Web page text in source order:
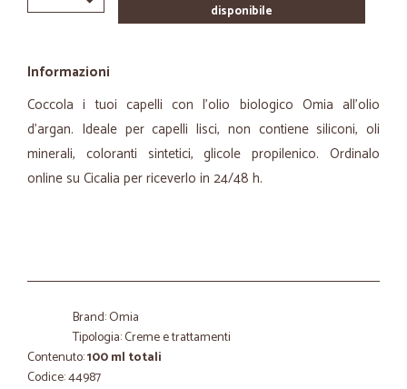
disponibile
Informazioni
Coccola i tuoi capelli con l'olio biologico Omia all'olio
d'argan. Ideale per capelli lisci, non contiene siliconi, oli
minerali, coloranti sintetici, glicole propilenico. Ordinalo
online su Cicalia per riceverlo in 24/48 h.
Brand: Omia
Tipologia: Creme e trattamenti
Contenuto:100 ml totali
Codice: 44987